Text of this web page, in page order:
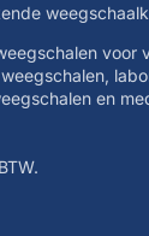
voor
en